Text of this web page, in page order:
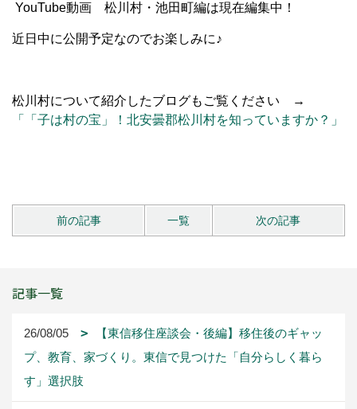
YouTube動画 松川村・池田町編は現在編集中！
近日中に公開予定なのでお楽しみに♪
松川村について紹介したブログもご覧ください →
「「子は村の宝」！北安曇郡松川村を知っていますか？」
前の記事 一覧 次の記事
記事一覧
26/08/05
【東信移住座談会・後編】移住後のギャッ
プ、教育、家づくり。東信で見つけた「自分らしく暮ら
す」選択肢